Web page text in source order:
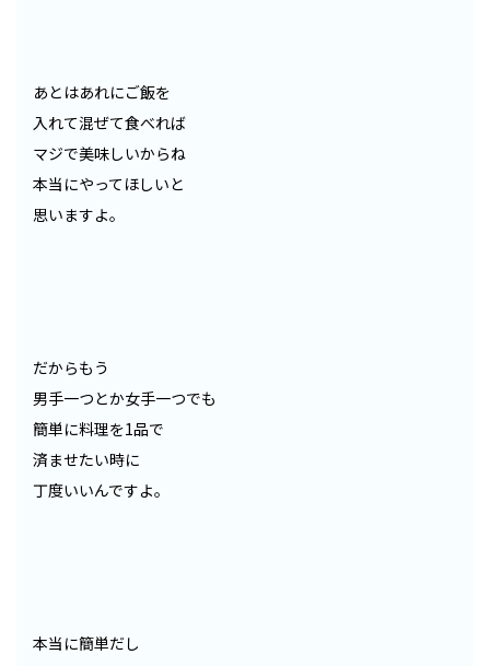
あとはあれにご飯を
入れて混ぜて食べれば
マジで美味しいからね
本当にやってほしいと
思いますよ。
だからもう
男手一つとか女手一つでも
簡単に料理を1品で
済ませたい時に
丁度いいんですよ。
本当に簡単だし